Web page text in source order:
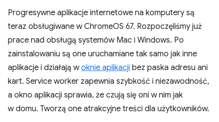
Progresywne aplikacje internetowe na komputery są
teraz obsługiwane w ChromeOS 67. Rozpoczęliśmy już
prace nad obsługą systemów Mac i Windows. Po
zainstalowaniu są one uruchamiane tak samo jak inne
aplikacje i działają woknie aplikacji bez paska adresu ani
kart. Service worker zapewnia szybkość i niezawodność,
a okno aplikacji sprawia, że czują się oni w nim jak
w domu. Tworzą one atrakcyjne treści dla użytkowników.